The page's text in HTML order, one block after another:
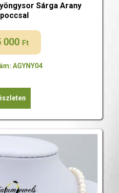
Sárga Arany
000 Ft
AGYNY04